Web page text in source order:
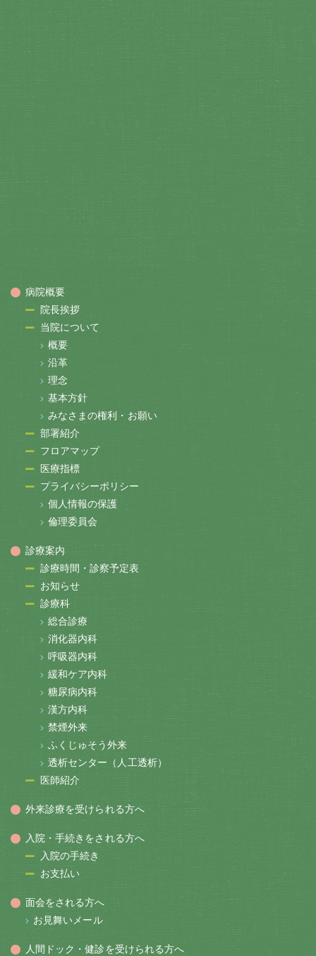
病院概要
院長挨拶
当院について
概要
沿革
理念
基本方針
みなさまの権利・お願い
部署紹介
フロアマップ
医療指標
プライバシーポリシー
個人情報の保護
倫理委員会
診療案内
診療時間・診察予定表
お知らせ
診療科
総合診療
消化器内科
呼吸器内科
緩和ケア内科
糖尿病内科
漢方内科
禁煙外来
ふくじゅそう外来
透析センター（人工透析）
医師紹介
外来診療を受けられる方へ
入院・手続きをされる方へ
入院の手続き
お支払い
面会をされる方へ
お見舞いメール
人間ドック・健診を受けられる方へ